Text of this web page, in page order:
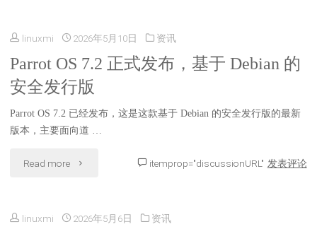
解"
游
戏
支
4.7
正
式
linuxmi 2026年5月10日 资讯
Parrot OS 7.2 正式发布，基于 Debian 的
安全发行版
Parrot OS 7.2 已经发布，这是这款基于 Debian 的安全发行版的最新
版本，主要面向道 …
Read more "Parrot
7.2
itemprop="discussionURL" 发表评论
linuxmi 2026年5月6日 资讯